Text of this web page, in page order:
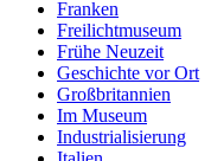
Franken
Freilichtmuseum
Frühe Neuzeit
Geschichte vor Ort
Großbritannien
Im Museum
Industrialisierung